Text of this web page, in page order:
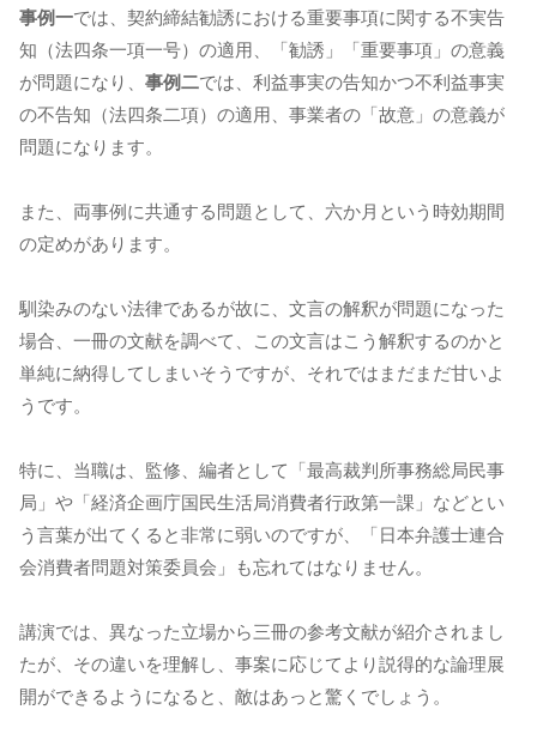
事例一では、契約締結勧誘における重要事項に関する不実告
知（法四条一項一号）の適用、「勧誘」「重要事項」の意義
が問題になり、 事例二では、利益事実の告知かつ不利益事実
の不告知（法四条二項）の適用、事業者の「故意」の意義が
問題になります。
また、両事例に共通する問題として、六か月という時効期間
の定めがあります。
馴染みのない法律であるが故に、文言の解釈が問題になった
場合、一冊の文献を調べて、この文言はこう解釈するのかと
単純に納得してしまいそうですが、それではまだまだ甘いよ
うです。
特に、当職は、監修、編者として「最高裁判所事務総局民事
局」や「経済企画庁国民生活局消費者行政第一課」などとい
う言葉が出てくると非常に弱いのですが、「日本弁護士連合
会消費者問題対策委員会」も忘れてはなりません。
講演では、異なった立場から三冊の参考文献が紹介されまし
たが、その違いを理解し、事案に応じてより説得的な論理展
開ができるようになると、敵はあっと驚くでしょう。